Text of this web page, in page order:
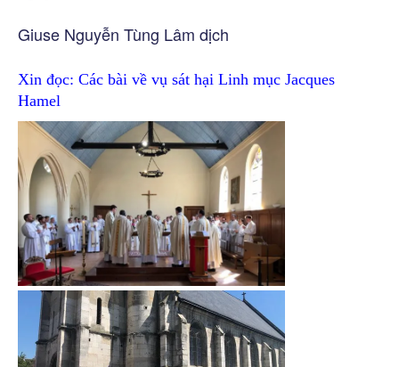
Giuse Nguyễn Tùng Lâm dịch
Xin đọc: Các bài về vụ sát hại Linh mục Jacques
Hamel